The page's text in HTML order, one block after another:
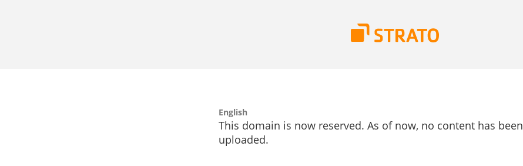
English
This domain is now reserved. As of now, no content has been
uploaded.